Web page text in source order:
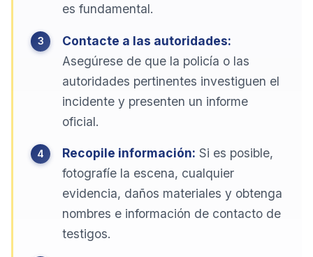
es fundamental.
Contacte a las autoridades:
Asegúrese de que la policía o las
autoridades pertinentes investiguen el
incidente y presenten un informe
oficial.
Recopile información: Si es posible,
fotografíe la escena, cualquier
evidencia, daños materiales y obtenga
nombres e información de contacto de
testigos.